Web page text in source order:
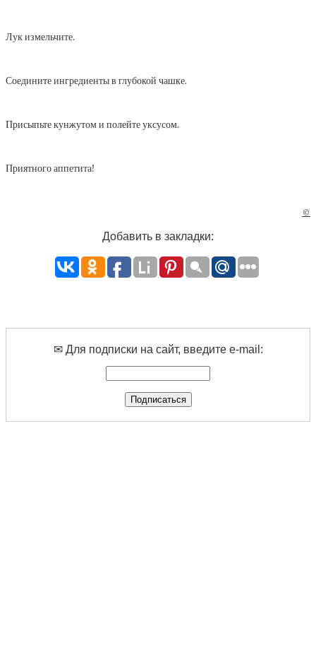
Лук измельчите.
Соедините ингредиенты в глубокой чашке.
Присыпьте кунжутом и полейте уксусом.
Приятного аппетита!
©
Добавить в закладки:
✉ Для подписки на сайт, введите e-mail: